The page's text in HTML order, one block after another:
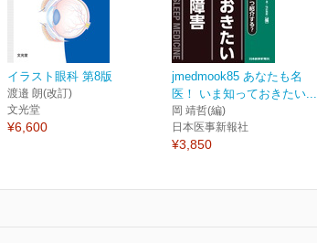
イラスト眼科 第8版
渡邉 朗(改訂)
文光堂
¥6,600
jmedmook85 あなたも名
医！ いま知っておきたい...
岡 靖哲(編)
日本医事新報社
¥3,850